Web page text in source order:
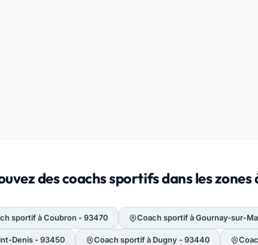
des coachs sportifs dans les
sportif à Coubron - 93470 Coach sportif à Gournay-sur-
Denis - 93450 Coach sportif à Dugny - 93440